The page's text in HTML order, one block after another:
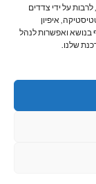
באתר זה נעשה שימוש בטכנולוגיות איסוף מידע כגון Cookies, לרבות על ידי צדדים
איפיון
בנושא ואפשרות לנהל
שלנו.
₪